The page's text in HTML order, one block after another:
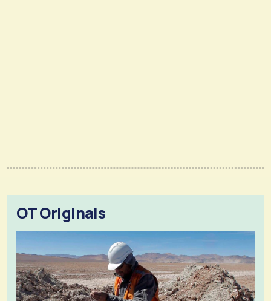
OT Originals